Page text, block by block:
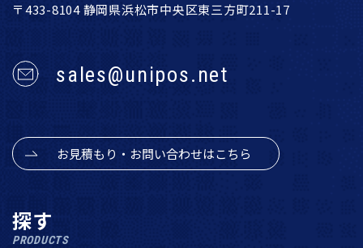
〒433-8104 静岡県浜松市中央区東三方町211-17
sales@unipos.net
お見積もり・お問い合わせはこちら
探す
PRODUCTS